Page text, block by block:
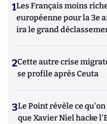
1Les Français moins
européenne pour la 3e
ira le grand
2Cette autre crise
se profile après Ceuta
3Le Point révèle ce
que Xavier Niel hacke